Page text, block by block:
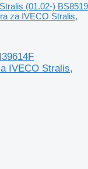
(01.02-) BS8519
za IVECO Stralis,
IVECO Stralis,